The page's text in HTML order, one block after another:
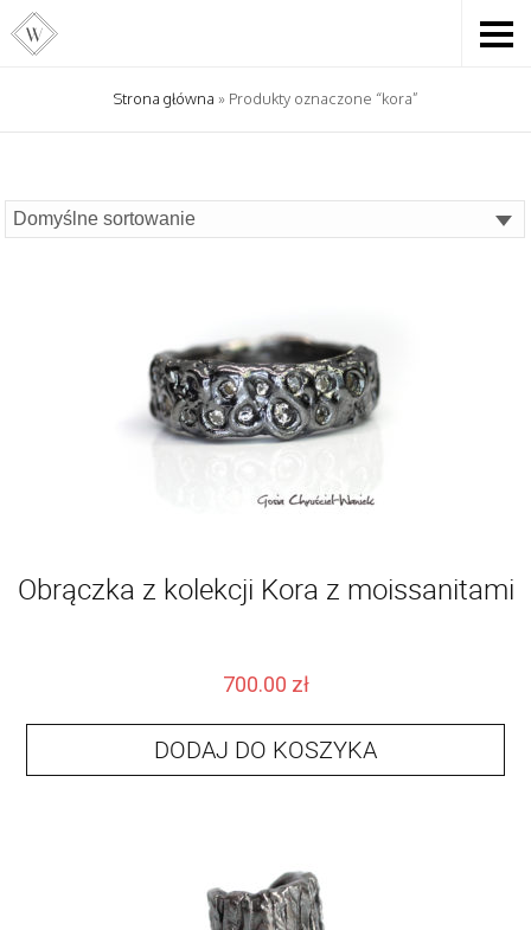
Strona główna » Produkty oznaczone “kora”
Obrączka z kolekcji Kora z moissanitami
700.00 zł
DODAJ DO KOSZYKA